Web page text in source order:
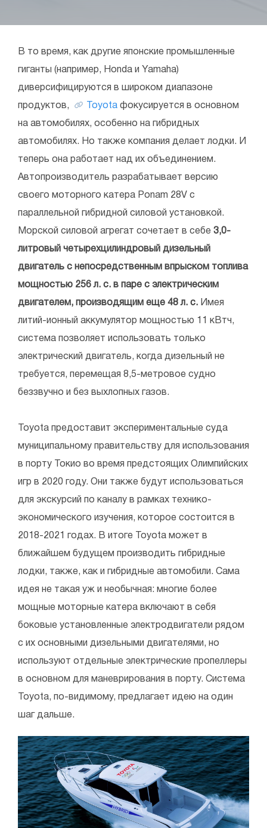
В то время, как другие японские промышленные
гиганты (например, Honda и Yamaha)
диверсифицируются в широком диапазоне
продуктов, Toyota фокусируется в основном
на автомобилях, особенно на гибридных
автомобилях. Но также компания делает лодки. И
теперь она работает над их объединением.
Автопроизводитель разрабатывает версию
своего моторного катера Ponam 28V с
параллельной гибридной силовой установкой.
Морской силовой агрегат сочетает в себе 3,0-
литровый четырехцилиндровый дизельный
двигатель с непосредственным впрыском топлива
мощностью 256 л. с. в паре с электрическим
двигателем, производящим еще 48 л. с. Имея
литий-ионный аккумулятор мощностью 11 кВтч,
система позволяет использовать только
электрический двигатель, когда дизельный не
требуется, перемещая 8,5-метровое судно
беззвучно и без выхлопных газов.
Toyota предоставит экспериментальные суда
муниципальному правительству для использования
в порту Токио во время предстоящих Олимпийских
игр в 2020 году. Они также будут использоваться
для экскурсий по каналу в рамках технико-
экономического изучения, которое состоится в
2018-2021 годах. В итоге Toyota может в
ближайшем будущем производить гибридные
лодки, также, как и гибридные автомобили. Сама
идея не такая уж и необычная: многие более
мощные моторные катера включают в себя
боковые установленные электродвигатели рядом
с их основными дизельными двигателями, но
используют отдельные электрические пропеллеры
в основном для маневрирования в порту. Система
Toyota, по-видимому, предлагает идею на один
шаг дальше.